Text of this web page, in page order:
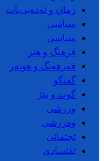
زمان و ئەدەبی‌یات
سیاسی
سیاسی
فرهنگ و هنر
فەرهەنگ و هونەر
گفتگو
گوت و بێژ
ورزشی
وەرزشی
ێجتمائی
ێقتسادی